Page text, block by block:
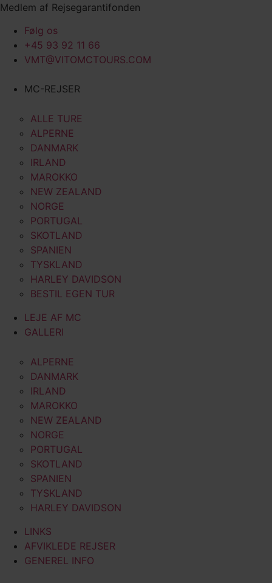
Videre
indhold
Medlem af Rejsegarantifonden
Følg os
+45 93 92 11 66
VMT@VITOMCTOURS.COM
MC-REJSER
ALLE TURE
ALPERNE
DANMARK
IRLAND
MAROKKO
NEW ZEALAND
NORGE
PORTUGAL
SKOTLAND
SPANIEN
TYSKLAND
HARLEY DAVIDSON
BESTIL EGEN TUR
LEJE AF MC
GALLERI
ALPERNE
DANMARK
IRLAND
MAROKKO
NEW ZEALAND
NORGE
PORTUGAL
SKOTLAND
SPANIEN
TYSKLAND
HARLEY DAVIDSON
LINKS
AFVIKLEDE REJSER
GENEREL INFO